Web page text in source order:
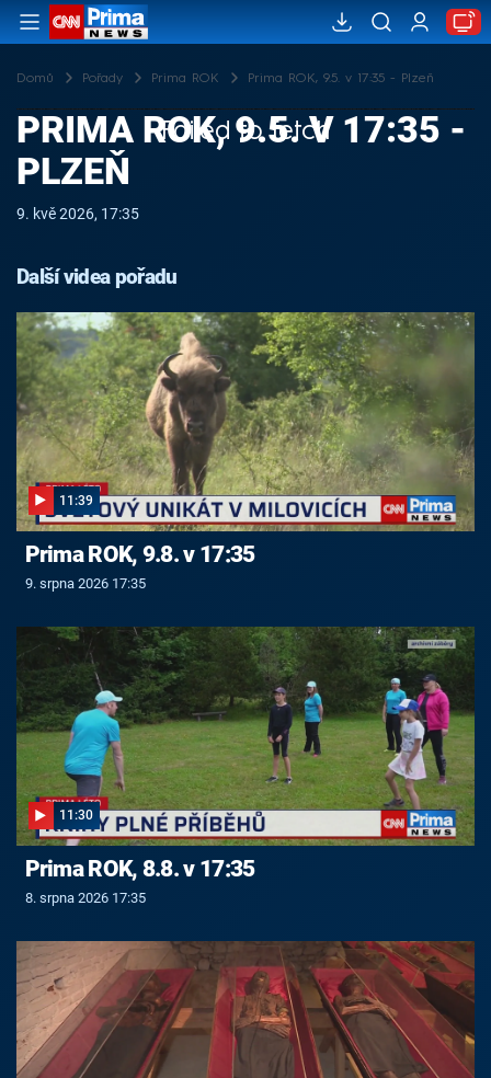
Domů Pořady Prima ROK Prima ROK, 9.5. v 17:35 - Plzeň
Failed to fetch
PRIMA ROK, 9.5. V 17:35 -
PLZEŇ
9. kvě 2026, 17:35
Další videa pořadu
11:39
Prima ROK, 9.8. v 17:35
9. srpna 2026 17:35
11:30
Prima ROK, 8.8. v 17:35
8. srpna 2026 17:35